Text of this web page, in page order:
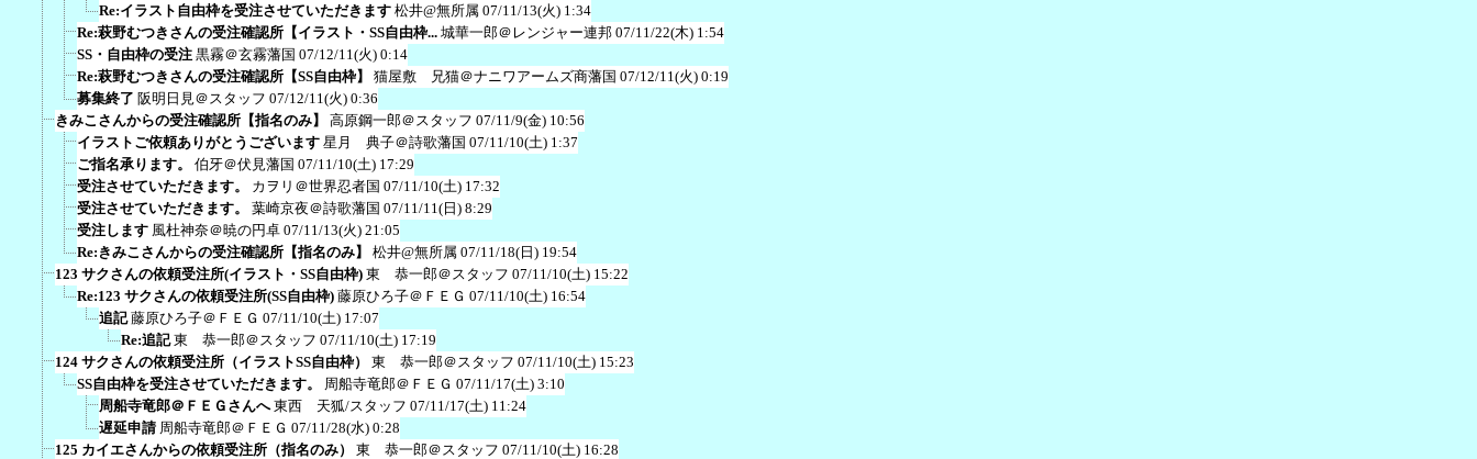
Re:イラスト自由枠を受注させていただきます 松井@無所属 07/11/13(火) 1:34
Re:萩野むつきさんの受注確認所【イラスト・SS自由枠... 城華一郎＠レンジャー連邦 07/11/22(木) 1:54
SS・自由枠の受注 黒霧＠玄霧藩国 07/12/11(火) 0:14
Re:萩野むつきさんの受注確認所【SS自由枠】
猫屋敷 兄猫＠ナニワアームズ商藩国 07/12/11(火) 0:19
募集終了 阪明日見＠スタッフ 07/12/11(火) 0:36
きみこさんからの受注確認所【指名のみ】
高原鋼一郎＠スタッフ 07/11/9(金) 10:56
イラストご依頼ありがとうございます 星月 典子＠詩歌藩国 07/11/10(土) 1:37
ご指名承ります。
伯牙＠伏見藩国 07/11/10(土) 17:29
受注させていただきます。
カヲリ＠世界忍者国 07/11/10(土) 17:32
受注させていただきます。
葉崎京夜＠詩歌藩国 07/11/11(日) 8:29
受注します 風杜神奈＠暁の円卓 07/11/13(火) 21:05
Re:きみこさんからの受注確認所【指名のみ】
松井@無所属 07/11/18(日) 19:54
123 サクさんの依頼受注所(イラスト・SS自由枠) 東 恭一郎＠スタッフ 07/11/10(土) 15:22
Re:123 サクさんの依頼受注所(SS自由枠) 藤原ひろ子＠ＦＥＧ 07/11/10(土) 16:54
追記 藤原ひろ子＠ＦＥＧ 07/11/10(土) 17:07
Re:追記 東 恭一郎＠スタッフ 07/11/10(土) 17:19
124 サクさんの依頼受注所（イラストSS自由枠）
東 恭一郎＠スタッフ 07/11/10(土) 15:23
SS自由枠を受注させていただきます。
周船寺竜郎＠ＦＥＧ 07/11/17(土) 3:10
周船寺竜郎＠ＦＥＧさんへ 東西 天狐/スタッフ 07/11/17(土) 11:24
遅延申請 周船寺竜郎＠ＦＥＧ 07/11/28(水) 0:28
125 カイエさんからの依頼受注所（指名のみ）
東 恭一郎＠スタッフ 07/11/10(土) 16:28